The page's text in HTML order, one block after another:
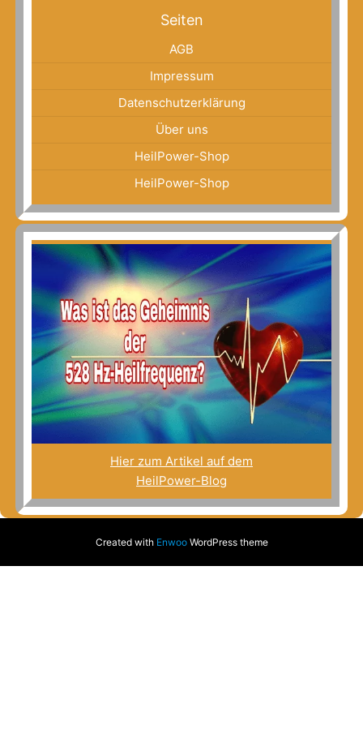
Seiten
AGB
Impressum
Datenschutzerklärung
Über uns
HeilPower-Shop
HeilPower-Shop
Hier zum Artikel auf dem
HeilPower-Blog
Created with EnwooWordPress theme